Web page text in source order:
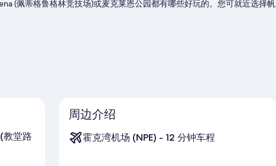
(佩蒂格鲁格林竞技场)或麦克莱恩公园都有哪些好玩的。您可就近选择帆
或者还可选择生态旅游和徒步/骑行，体验优美的户外风景。
教堂路
周边介绍
霍克湾机场 (NPE) - 12 分钟车程